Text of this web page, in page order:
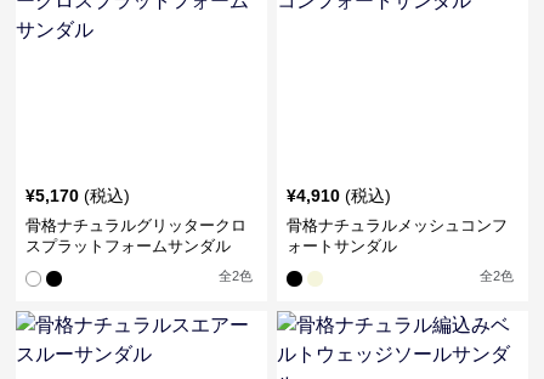
¥5,170 (税込)
骨格ナチュラルグリッタークロ
スプラットフォームサンダル
全2色
¥4,910 (税込)
骨格ナチュラルメッシュコンフ
ォートサンダル
全2色